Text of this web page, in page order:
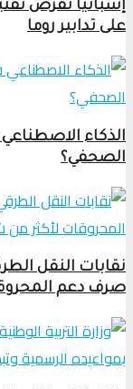
إسبانيا تفرض
على تدابير روما
الذكاء
الصحفي؟
نقابات النقل
صرف دعم